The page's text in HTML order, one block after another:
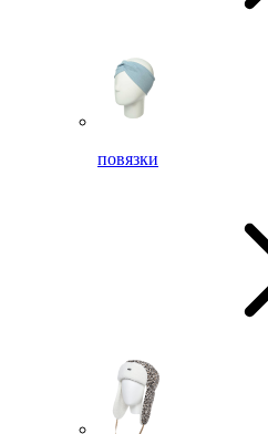
повязки